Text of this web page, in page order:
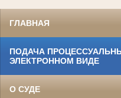
ГЛАВНАЯ
ПОДАЧА
ЭЛЕКТРОННОМ ВИДЕ
О СУДЕ